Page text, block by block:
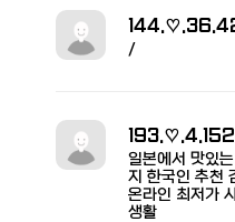
/
193.♡.4.152
일본에서 맛있
지 한국인 추천
온라인 최저가
생활